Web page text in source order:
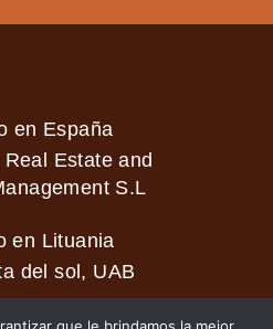
en España
Estate and
S.L
en Lituania
del sol, UAB